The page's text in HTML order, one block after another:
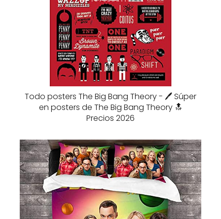
Todo posters The Big Bang Theory - 🖊️ Súper
en posters de The Big Bang Theory 🔝
Precios 2026